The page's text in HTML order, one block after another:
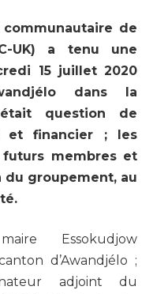
de
UK) a tenu une
15 juillet 2020
dans la
question de
et financier ; les
futurs membres et
du groupement, au
Essokudjow
d’Awandjélo ;
adjoint du